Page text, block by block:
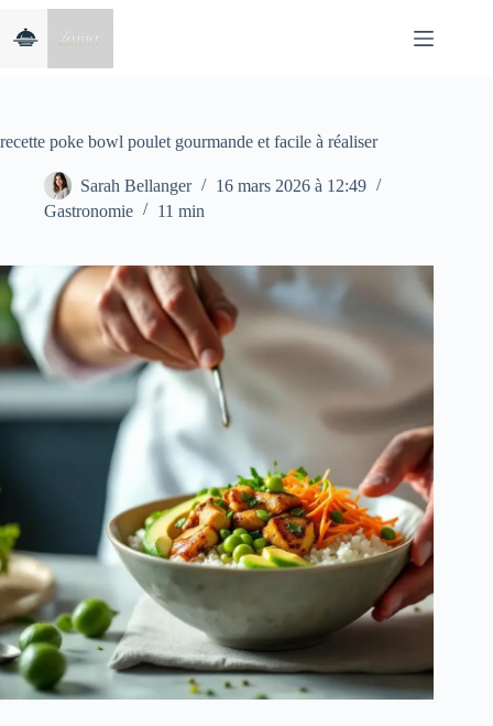
contenu
recette poke bowl poulet gourmande et facile à réaliser
Sarah Bellanger
16 mars 2026 à 12:49
Gastronomie
11 min